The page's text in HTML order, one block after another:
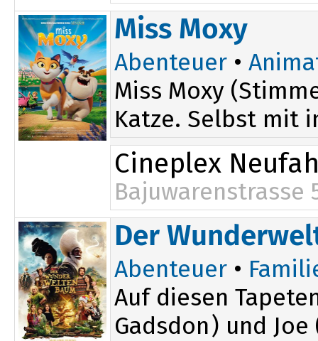
17:10
Miss Moxy
Abenteuer •
Miss Moxy
Katze. Selbst mit
Cineplex
Bajuwarenstrasse
14:45
Der
Abenteuer •
Auf diesen
Gadsdon) und